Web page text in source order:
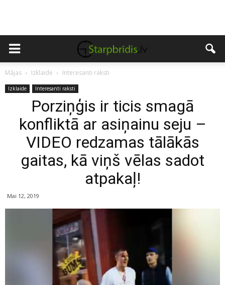
Mājas Izklaide Interesanti raksti
Izklaide Interesanti raksti
Porziņģis ir ticis smagā
konfliktā ar asiņainu seju –
VIDEO redzamas tālākās
gaitas, kā viņš vēlas sadot
atpakaļ!
Mai 12, 2019